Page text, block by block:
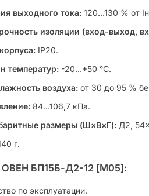
выходного тока: 120…130 % от
изоляции (вход-выход,
IP20.
температур: -20…+50 °C.
воздуха: от 30 до 95 %
84…106,7 кПа.
размеры (Ш×В×Г): Д2,
г.
ОВЕН БП15Б-Д2-12 [M05]:
по эксплуатации.